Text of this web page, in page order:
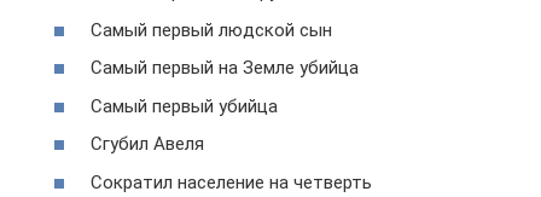
Самый первый людской сын
Самый первый на Земле убийца
Самый первый убийца
Сгубил Авеля
Сократил население на четверть